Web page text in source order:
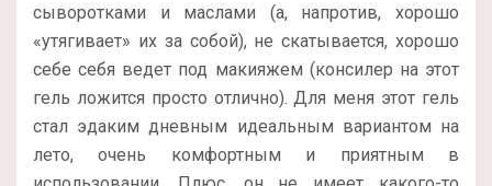
сыворотками и маслами (а, напротив, хорошо
«утягивает» их за собой), не скатывается, хорошо
себе себя ведет под макияжем (консилер на этот
гель ложится просто отлично). Для меня этот гель
стал эдаким дневным идеальным вариантом на
лето, очень комфортным и приятным в